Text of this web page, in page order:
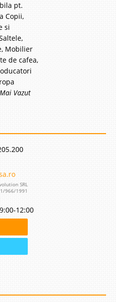
- Indisponibil
la Favorite
pt.
Copii,
si
Mobilier
de cafea,
Vazut
SRL
966/1991
12:00